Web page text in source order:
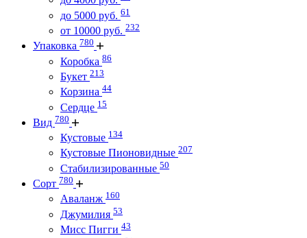
до 5000 руб. 61
от 10000 руб. 232
Упаковка 780
Коробка 86
Букет 213
Корзина 44
Сердце 15
Вид 780
Кустовые 134
Кустовые Пионовидные 207
Стабилизированные 50
Сорт 780
Аваланж 160
Джумилия 53
Мисс Пигги 43